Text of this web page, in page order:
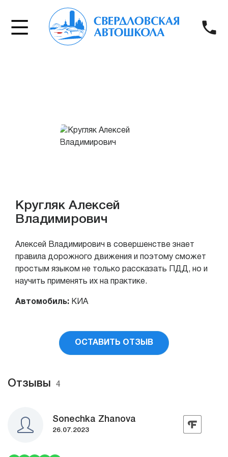
Кругляк Алексей
Владимирович
Алексей Владимирович в совершенстве знает
правила дорожного движения и поэтому сможет
простым языком не только рассказать ПДД, но и
научить применять их на практике.
Автомобиль: КИА
ОСТАВИТЬ ОТЗЫВ
Отзывы 4
Sonechka Zhanova
26.07.2023